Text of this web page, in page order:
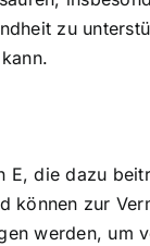
zu
die dazu
können zur
werden, um